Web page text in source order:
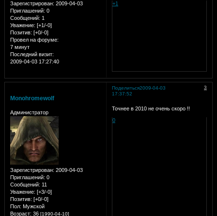
Зарегистрирован: 2009-04-03
Приглашений: 0
Сообщений: 1
Уважение: [+1/-0]
Позитив: [+0/-0]
Провел на форуме:
7 минут
Последний визит:
2009-04-03 17:27:40
+1
Поделиться 3
2009-04-03
17:37:52
Monohromewolf
Администратор
Зарегистрирован: 2009-04-03
Приглашений: 0
Сообщений: 11
Уважение: [+3/-0]
Позитив: [+0/-0]
Пол: Мужской
Возраст: 36 [1990-04-10]
Точнее в 2010 не очень скоро !!
0